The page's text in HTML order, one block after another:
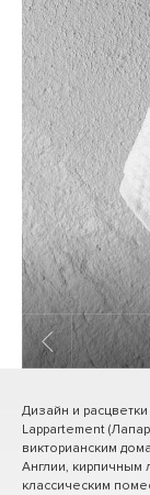
Дизайн и
Lappartement
викторианским
Англии,
классическим